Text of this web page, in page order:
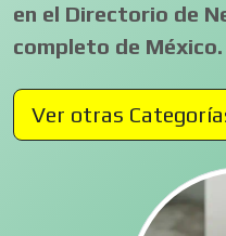
en el Directorio de
completo de México.
Ver otras